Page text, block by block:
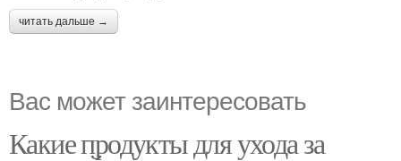
читать дальше →
Вас может заинтересовать
Какие продукты для ухода за